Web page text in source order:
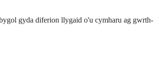
gyda diferion llygaid o'u cymharu ag gwrth-